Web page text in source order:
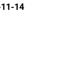
14